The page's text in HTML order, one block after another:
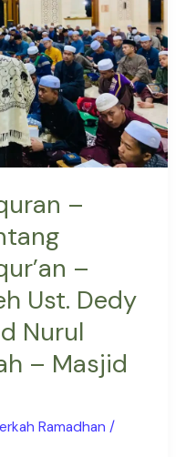
–
–
Ust. Dedy
Nurul
– Masjid
Ramadhan /